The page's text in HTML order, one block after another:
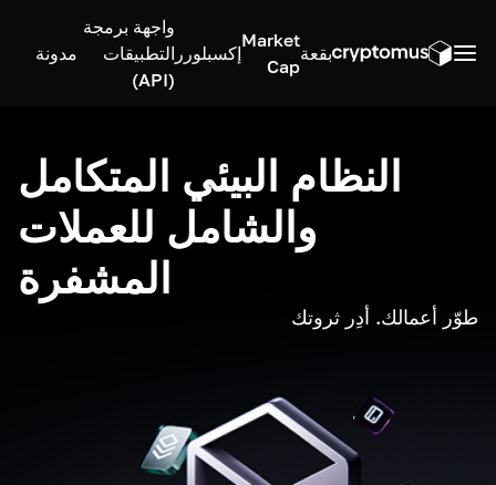
بقعة
Market
Cap
إكسبلورر
واجهة برمجة
التطبيقات
(API)
مدونة
النظام البيئي المتكامل
والشامل للعملات
المشفرة
طوّر أعمالك. أدِر ثروتك